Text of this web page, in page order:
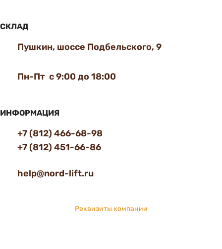
СКЛАД
Пушкин, шоссе Подбельского, 9
Пн-Пт с 9:00 до 18:00
ИНФОРМАЦИЯ
+7 (812) 466-68-98
+7 (812) 451-66-86
help@nord-lift.ru
Реквизиты компании